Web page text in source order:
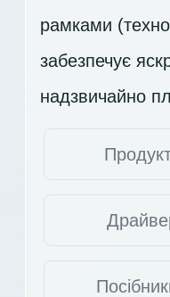
рамками
забезпечує
надзвичайно